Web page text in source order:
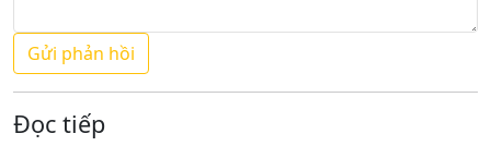
Đọc tiếp